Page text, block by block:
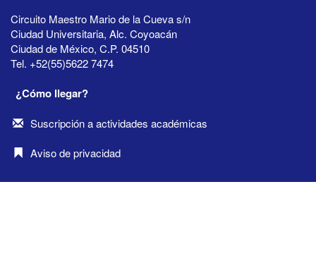
Circuito Maestro Mario de la Cueva s/n
Ciudad Universitaria, Alc. Coyoacán
Ciudad de México, C.P. 04510
Tel. +52(55)5622 7474
¿Cómo llegar?
Suscripción a actividades académicas
Aviso de privacidad